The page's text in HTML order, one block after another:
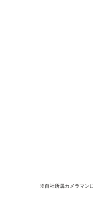
※自社所属カメラマン